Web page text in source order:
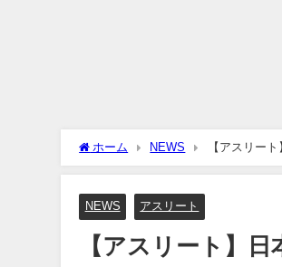
ホーム NEWS 【アスリー
NEWS アスリート
【アスリート】